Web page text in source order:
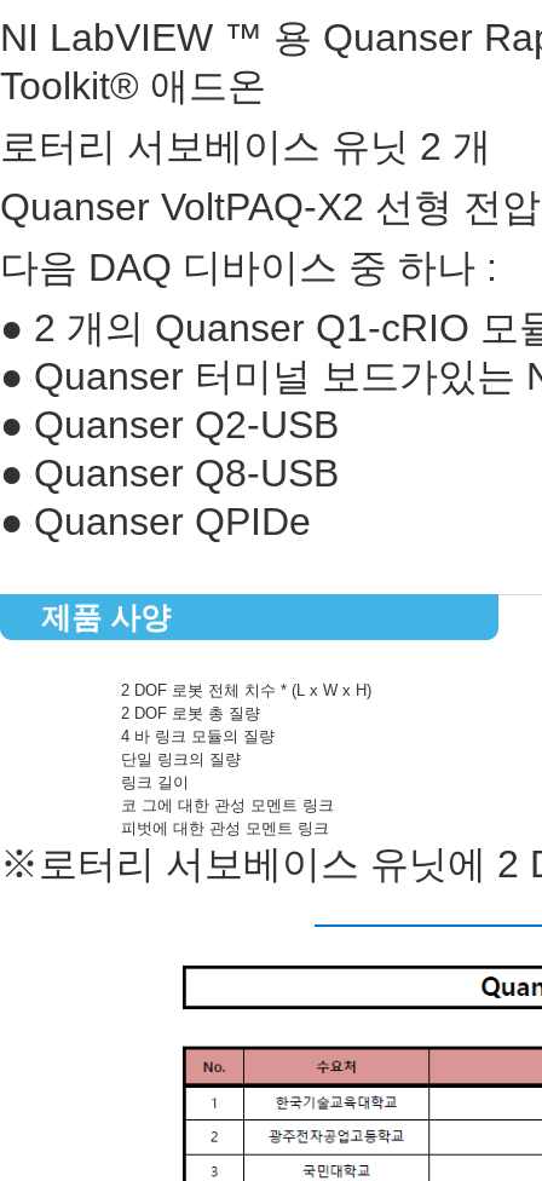
NI LabVIEW ™ 용 Quanser
Toolkit® 애드온
로터리 서보베이스 유닛 2 개
Quanser VoltPAQ-X2 선형 전
다음 DAQ 디바이스 중 하나 :
● 2 개의 Quanser Q1-cRIO 모
● Quanser 터미널 보드가있는
● Quanser Q2-USB
● Quanser Q8-USB
● Quanser QPIDe
제품 사양
2 DOF 로봇 전체 치수 * (L x W x H)
2 DOF 로봇 총 질량
4 바 링크 모듈의 질량
단일 링크의 질량
링크 길이
코 그에 대한 관성 모멘트 링크
피벗에 대한 관성 모멘트 링크
※로터리 서보베이스 유닛에 2